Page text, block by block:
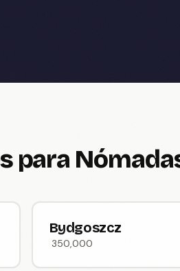
para
Bydgoszcz
350,000